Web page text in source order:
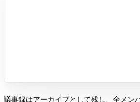
議事録はアーカイブとして残し、全メン